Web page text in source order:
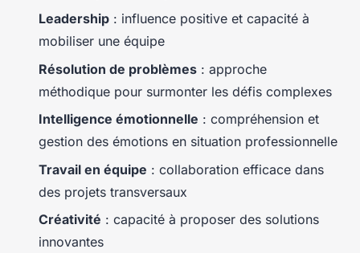
Leadership : influence positive et capacité à
mobiliser une équipe
Résolution de problèmes : approche
méthodique pour surmonter les défis complexes
Intelligence émotionnelle : compréhension et
gestion des émotions en situation professionnelle
Travail en équipe : collaboration efficace dans
des projets transversaux
Créativité : capacité à proposer des solutions
innovantes